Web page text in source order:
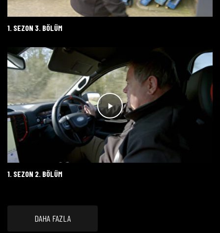
1. SEZON 3. BÖLÜM
1. SEZON 2. BÖLÜM
DAHA FAZLA